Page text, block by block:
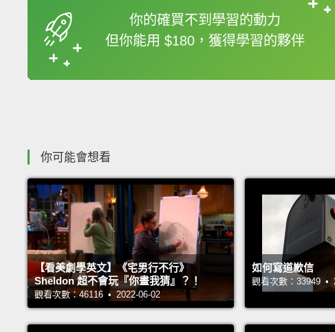
你的確買不到學習的動力
但你能用 $180，獲得學習的夥伴
框選或點兩下字幕可以直
你可能會想看
【看美劇學英文】《宅男行不行》
Sheldon 超不會玩『你畫我猜』？！
觀看次數：46116 • 2022-06-02
如何寫道歉信
觀看次數：33949 •